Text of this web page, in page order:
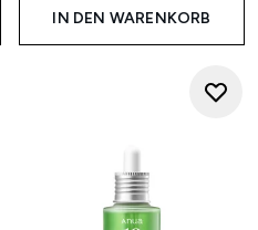
IN DEN WARENKORB